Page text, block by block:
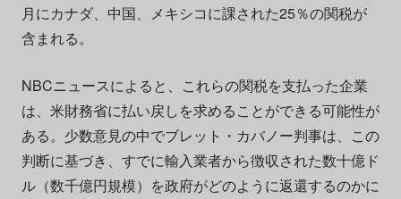
月にカナダ、中国、メキシコに課された25％の関税が
含まれる。
NBCニュースによると、これらの関税を支払った企業
は、米財務省に払い戻しを求めることができる可能性が
ある。少数意見の中でブレット・カバノー判事は、この
判断に基づき、すでに輸入業者から徴収された数十億ド
ル（数千億円規模）を政府がどのように返還するのかに